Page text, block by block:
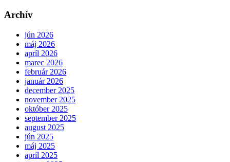
Archív
jún 2026
máj 2026
apríl 2026
marec 2026
február 2026
január 2026
december 2025
november 2025
október 2025
september 2025
august 2025
jún 2025
máj 2025
apríl 2025